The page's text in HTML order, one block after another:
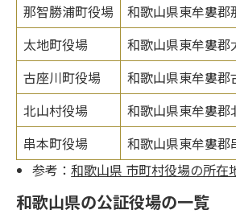
那智勝浦町役場
和歌山県東牟婁
太地町役場
和歌山県東牟婁
古座川町役場
和歌山県東牟婁
北山村役場
和歌山県東牟婁郡
串本町役場
和歌山県東牟婁
参考：和歌山県 市町村役場の所在
和歌山県の公証役場の一覧